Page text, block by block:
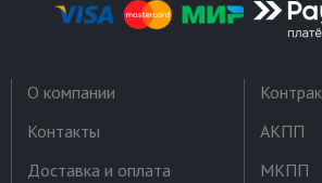
О компании
Контакты
Доставка и оплата
АКПП
МКПП